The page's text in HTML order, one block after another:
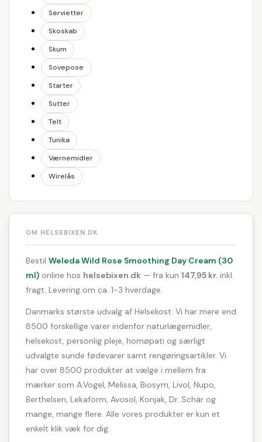
Servietter
Skoskab
Skum
Sovepose
Starter
Sutter
Telt
Tunika
Værnemidler
Wirelås
OM HELSEBIXEN.DK
Bestil Weleda Wild Rose Smoothing Day Cream (30
ml) online hos helsebixen.dk — fra kun 147,95 kr. inkl.
fragt. Levering om ca. 1-3 hverdage.
Danmarks største udvalg af Helsekost. Vi har mere end
8500 forskellige varer indenfor naturlægemidler,
helsekost, personlig pleje, homøpati og særligt
udvalgte sunde fødevarer samt rengøringsartikler. Vi
har over 8500 produkter at vælge i mellem fra
mærker som A.Vogel, Melissa, Biosym, Livol, Nupo,
Berthelsen, Lekaform, Avosol, Konjak, Dr. Schär og
mange, mange flere. Alle vores produkter er kun et
enkelt klik væk for dig.